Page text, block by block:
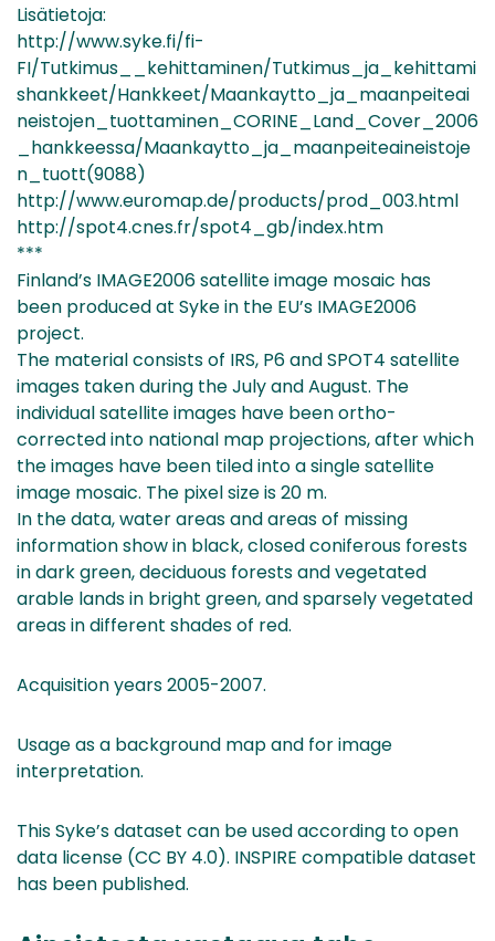
Lisätietoja:
http://www.syke.fi/fi-
FI/Tutkimus__kehittaminen/Tutkimus_ja_kehittami
shankkeet/Hankkeet/Maankaytto_ja_maanpeiteai
neistojen_tuottaminen_CORINE_Land_Cover_2006
_hankkeessa/Maankaytto_ja_maanpeiteaineistoje
n_tuott(9088)
http://www.euromap.de/products/prod_003.html
http://spot4.cnes.fr/spot4_gb/index.htm
***
Finland’s IMAGE2006 satellite image mosaic has
been produced at Syke in the EU’s IMAGE2006
project.
The material consists of IRS, P6 and SPOT4 satellite
images taken during the July and August. The
individual satellite images have been ortho-
corrected into national map projections, after which
the images have been tiled into a single satellite
image mosaic. The pixel size is 20 m.
In the data, water areas and areas of missing
information show in black, closed coniferous forests
in dark green, deciduous forests and vegetated
arable lands in bright green, and sparsely vegetated
areas in different shades of red.
Acquisition years 2005-2007.
Usage as a background map and for image
interpretation.
This Syke’s dataset can be used according to open
data license (CC BY 4.0). INSPIRE compatible dataset
has been published.